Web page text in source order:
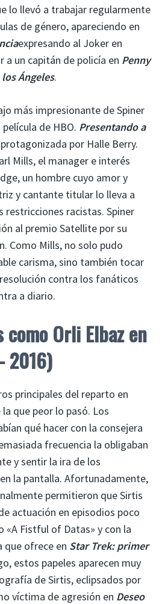
lo llevó a trabajar regularmente
de género, apareciendo en
expresando al Joker en
a un capitán de policía en Penny
Ángeles.
más impresionante de Spiner
de HBO. Presentando a
por Halle Berry.
Mills, el manager e interés
un hombre cuyo amor y
y cantante titular lo lleva a
restricciones racistas. Spiner
al premio Satellite por su
Como Mills, no solo pudo
carisma, sino también tocar
contra los fanáticos
a diario.
Orli Elbaz en
2016)
principales del reparto en
que peor lo pasó. Los
qué hacer con la consejera
frecuencia la obligaban
y sentir la ira de los
la pantalla. Afortunadamente,
permitieron que Sirtis
actuación en episodios poco
«A Fistful of Datas» y con la
que ofrece en Star Trek: primer
estos papeles aparecen muy
de Sirtis, eclipsados ​​por
víctima de agresión en Deseo